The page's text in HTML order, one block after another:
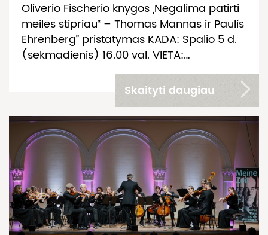
Oliverio Fischerio knygos „Negalima patirti
meilės stipriau“ – Thomas Mannas ir Paulis
Ehrenberg” pristatymas KADA: Spalio 5 d.
(sekmadienis) 16.00 val. VIETA:…
Skaityti daugiau